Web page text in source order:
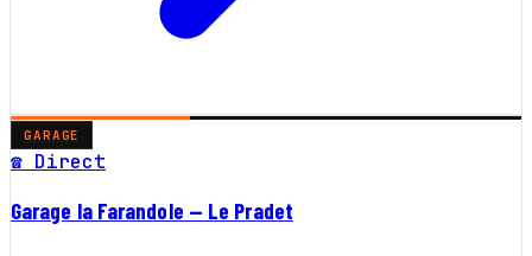
GARAGE
☎ Direct
Garage la Farandole — Le Pradet